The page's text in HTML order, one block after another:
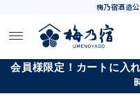
梅乃宿酒造
会員様限定！カートに入